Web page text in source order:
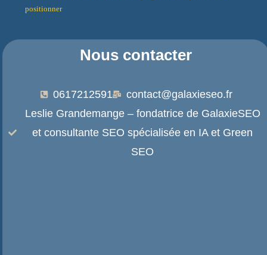
positionner
Nous contacter
0617212591
contact@galaxieseo.fr
Leslie Grandemange – fondatrice de GalaxieSEO
et consultante SEO spécialisée en IA et Green
SEO